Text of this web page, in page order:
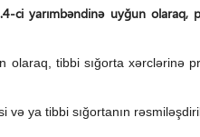
ci yarımbəndinə uyğun olaraq,
olaraq, tibbi sığorta xərclərinə
və ya tibbi sığortanın